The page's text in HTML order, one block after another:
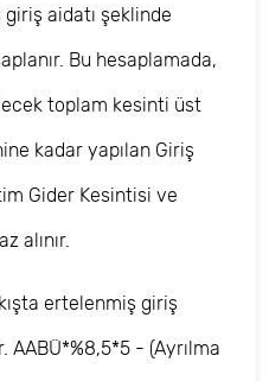
aidatı şeklinde
Bu hesaplamada,
toplam kesinti üst
kadar yapılan Giriş
Gider Kesintisi ve
alınır.
ertelenmiş giriş
AABÜ*%8,5*5 - (Ayrılma